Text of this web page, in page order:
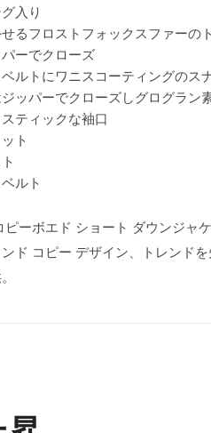
入り
るフロストフォックスファーの
ーでクローズ
ルトにワニスコーティングのス
ッパーでクローズしグログラン
ティックな袖口
ト
ルト
ピーボエド ショート ダウンジ
ド コピー デザイン、トレンド